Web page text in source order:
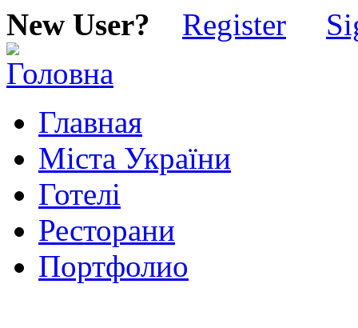
New User? Register
Главная
Міста України
Готелі
Ресторани
Портфолио